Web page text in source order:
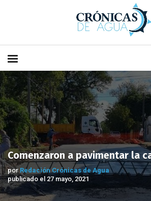
Comenzaron a pavimentar la
porRedación Crónicas de Agua
publicado el 27 mayo, 2021